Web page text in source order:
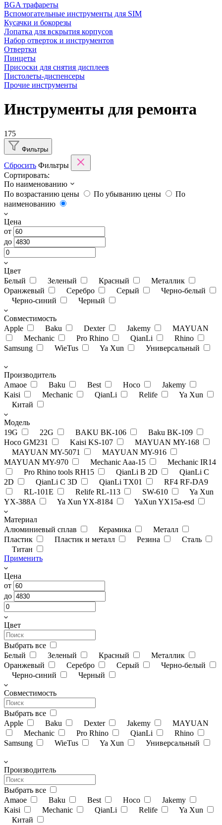
BGA трафареты
Вспомогательные инструменты для SIM
Кусачки и бокорезы
Лопатка для вскрытия корпусов
Набор отверток и инструментов
Отвертки
Пинцеты
Присоски для снятия дисплеев
Пистолеты-диспенсеры
Прочие инструменты
Инструменты для ремонта
175
Фильтры
Сбросить Фильтры
Сортировать:
По наименованию
По возрастанию цены
По убыванию цены
По
наименованию
Цена
от
до
Цвет
Белый
Зеленый Красный
Металлик
Оранжевый
Серебро Серый
Черно-белый
Черно-синий
Черный
Совместимость
Apple
Baku Dexter Jakemy
MAYUAN
Mechanic
Pro Rhino QianLi
Rhino
Samsung
WieTus Ya Xun Универсальный
Производитель
Amaoe
Baku Best Hoco
Jakemy
Kaisi
Mechanic QianLi Relife
Ya Xun
Китай
Модель
19G
22G BAKU BK-106
Baku BK-109
Hoco GM231
Kaisi KS-107
MAYUAN MY-168
MAYUAN MY-5071
MAYUAN MY-916
MAYUAN MY-970
Mechanic Aaa-15
Mechanic IR14
Pro Rhino tools RH15
QianLi B 2D
QianLi C
2D
QianLi C 3D QianLi TX01
RF4 RF-DA9
RL-101E
Relife RL-113 SW-610
Ya Xun
YX-388A
Ya Xun YX-8184 YaXun YX15a-esd
Материал
Алюминиевый сплав
Керамика
Металл
Пластик
Пластик и металл Резина
Сталь
Титан
Применить
Цена
от
до
Цвет
Выбрать все
Белый
Зеленый Красный
Металлик
Оранжевый
Серебро Серый
Черно-белый
Черно-синий
Черный
Совместимость
Выбрать все
Apple
Baku Dexter Jakemy
MAYUAN
Mechanic
Pro Rhino QianLi
Rhino
Samsung
WieTus Ya Xun Универсальный
Производитель
Выбрать все
Amaoe
Baku Best Hoco
Jakemy
Kaisi
Mechanic QianLi Relife
Ya Xun
Китай